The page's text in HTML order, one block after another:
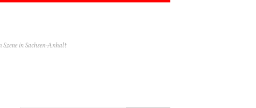
in Sachsen-Anhalt